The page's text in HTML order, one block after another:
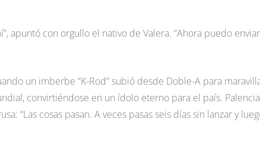
apuntó con orgullo el nativo de Valera. “Ahora puedo
un imberbe “K-Rod” subió desde Doble-A para
convirtiéndose en un ídolo eterno para el país. Palencia
“Las cosas pasan. A veces pasas seis días sin lanzar y